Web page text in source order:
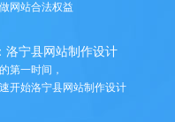
网站合法权益
洛宁县网站制作设计
第一时间，
开始洛宁县网站制作设计